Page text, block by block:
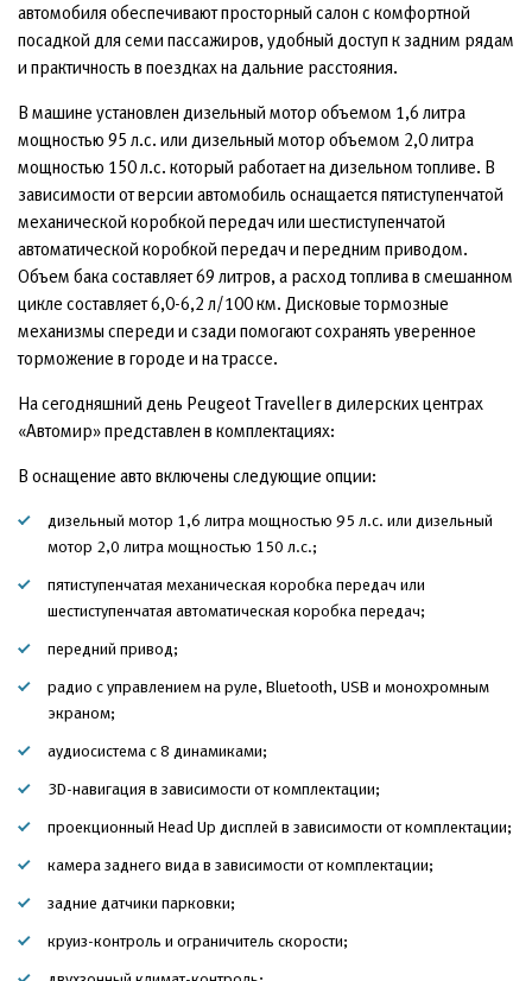
автомобиля обеспечивают просторный салон с комфортной
посадкой для семи пассажиров, удобный доступ к задним рядам
и практичность в поездках на дальние расстояния.
В машине установлен дизельный мотор объемом 1,6 литра
мощностью 95 л.с. или дизельный мотор объемом 2,0 литра
мощностью 150 л.с. который работает на дизельном топливе. В
зависимости от версии автомобиль оснащается пятиступенчатой
механической коробкой передач или шестиступенчатой
автоматической коробкой передач и передним приводом.
Объем бака составляет 69 литров, а расход топлива в смешанном
цикле составляет 6,0-6,2 л/100 км. Дисковые тормозные
механизмы спереди и сзади помогают сохранять уверенное
торможение в городе и на трассе.
На сегодняшний день Peugeot Traveller в дилерских центрах
«Автомир» представлен в комплектациях:
В оснащение авто включены следующие опции:
дизельный мотор 1,6 литра мощностью 95 л.с. или дизельный
мотор 2,0 литра мощностью 150 л.с.;
пятиступенчатая механическая коробка передач или
шестиступенчатая автоматическая коробка передач;
передний привод;
радио с управлением на руле, Bluetooth, USB и монохромным
экраном;
аудиосистема с 8 динамиками;
3D-навигация в зависимости от комплектации;
проекционный Head Up дисплей в зависимости от комплектации;
камера заднего вида в зависимости от комплектации;
задние датчики парковки;
круиз-контроль и ограничитель скорости;